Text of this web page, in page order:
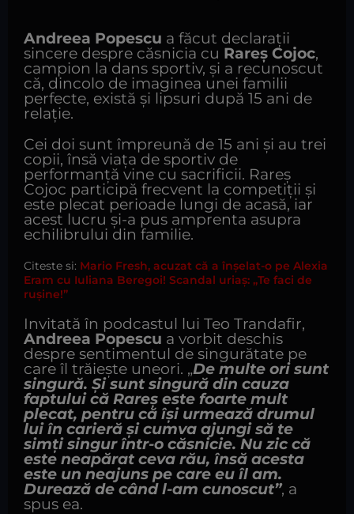
Andreea Popescu a făcut declarații
sincere despre căsnicia cu Rareș Cojoc,
campion la dans sportiv, și a recunoscut
că, dincolo de imaginea unei familii
perfecte, există și lipsuri după 15 ani de
relație.
Cei doi sunt împreună de 15 ani și au trei
copii, însă viața de sportiv de
performanță vine cu sacrificii. Rareș
Cojoc participă frecvent la competiții și
este plecat perioade lungi de acasă, iar
acest lucru și-a pus amprenta asupra
echilibrului din familie.
Citeste si: Mario Fresh, acuzat că a înșelat-o pe Alexia
Eram cu Iuliana Beregoi! Scandal uriaș: „Te faci de
rușine!”
Invitată în podcastul lui Teo Trandafir,
Andreea Popescu a vorbit deschis
despre sentimentul de singurătate pe
care îl trăiește uneori. „De multe ori sunt
singură. Și sunt singură din cauza
faptului că Rareș este foarte mult
plecat, pentru că își urmează drumul
lui în carieră și cumva ajungi să te
simți singur într-o căsnicie. Nu zic că
este neapărat ceva rău, însă acesta
este un neajuns pe care eu îl am.
Durează de când l-am cunoscut”, a
spus ea.